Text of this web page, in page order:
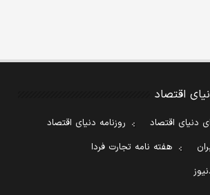
اقتصاد
دنیای اقتصاد
روزنامه دنیای اقتصاد
هفته نامه تجارت فردا